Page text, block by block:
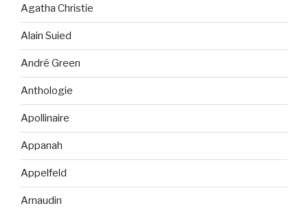
Agatha Christie
Alain Suied
André Green
Anthologie
Apollinaire
Appanah
Appelfeld
Arnaudin